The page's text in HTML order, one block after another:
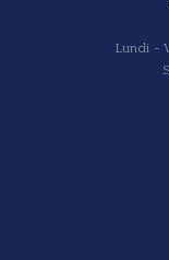
Lundi -